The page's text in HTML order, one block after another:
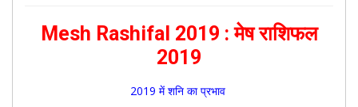
Mesh Rashifal 2019 : मेष राशिफल
2019
2019 में शनि का प्रभाव